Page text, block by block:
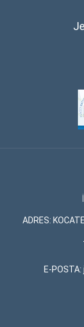
ADRES:
E-